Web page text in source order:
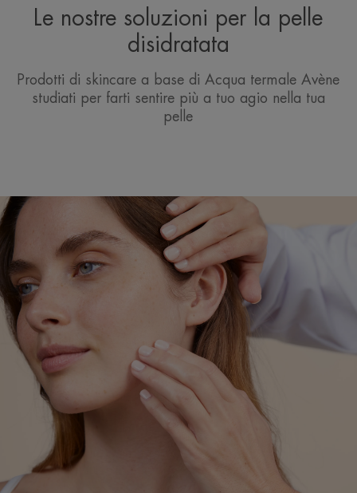
Le nostre soluzioni per la pelle
disidratata
Prodotti di skincare a base di Acqua termale Avène
studiati per farti sentire più a tuo agio nella tua
pelle